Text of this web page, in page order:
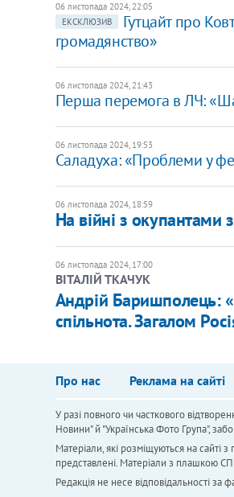
06 листопада 2024, 22:05
ЕКСКЛЮЗИВ
Гутцайт про
громадянство»
06 листопада 2024, 21:43
Перша перемога в ЛЧ:
06 листопада 2024, 19:53
Саладуха: «Проблеми у
06 листопада 2024, 18:59
На війні з окупантами
06 листопада 2024, 17:00
ВІТАЛІЙ ТКАЧУК
Андрій Баришполець:
спільнота. Загалом
Про нас Реклама на сайті
У разі повного чи часткового
Новини" й "Українська Фото Група",
Матеріали, які розміщуються на
представлені. Матеріали з плашкою
Редакція не несе відповідальності за